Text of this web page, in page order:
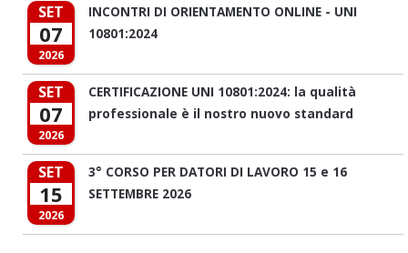
SET
07
2026
INCONTRI DI ORIENTAMENTO ONLINE - UNI
10801:2024
SET
07
2026
CERTIFICAZIONE UNI 10801:2024: la qualità
professionale è il nostro nuovo standard
SET
15
2026
3° CORSO PER DATORI DI LAVORO 15 e 16
SETTEMBRE 2026